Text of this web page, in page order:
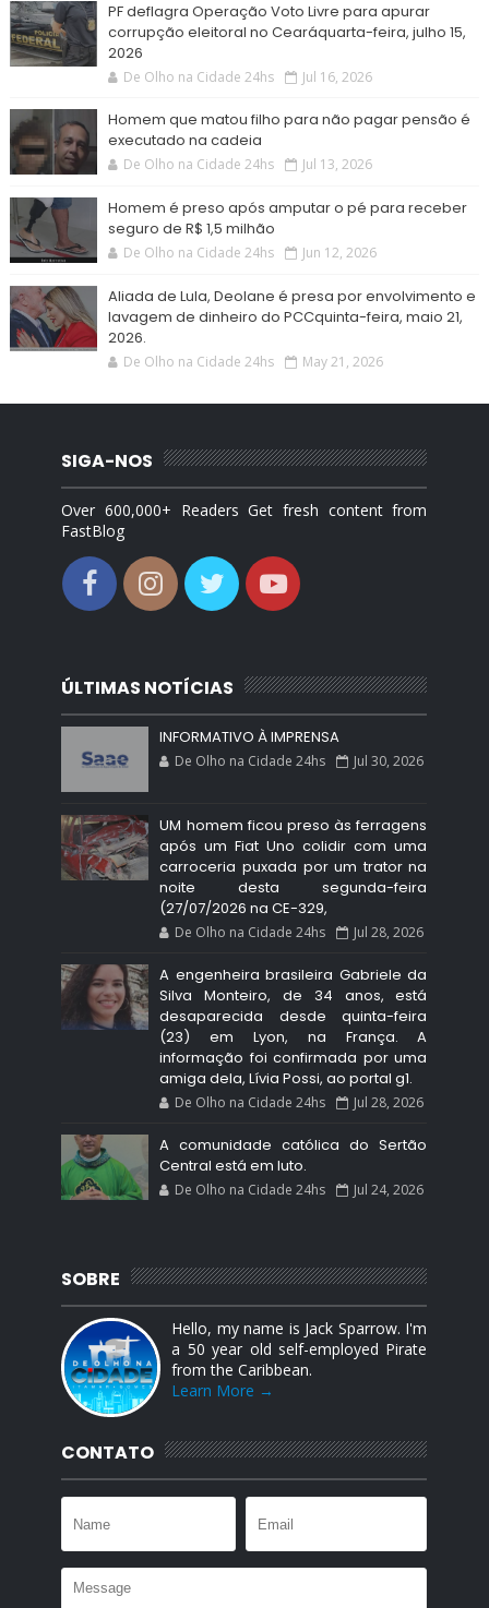
PF deflagra Operação Voto Livre para apurar
corrupção eleitoral no Cearáquarta-feira, julho 15,
2026
De Olho na Cidade 24hs Jul 16, 2026
Homem que matou filho para não pagar pensão é
executado na cadeia
De Olho na Cidade 24hs Jul 13, 2026
Homem é preso após amputar o pé para receber
seguro de R$ 1,5 milhão
De Olho na Cidade 24hs Jun 12, 2026
Aliada de Lula, Deolane é presa por envolvimento e
lavagem de dinheiro do PCCquinta-feira, maio 21,
2026.
De Olho na Cidade 24hs May 21, 2026
SIGA-NOS
Over 600,000+ Readers Get fresh content from
FastBlog
ÚLTIMAS NOTÍCIAS
INFORMATIVO À IMPRENSA
De Olho na Cidade 24hs Jul 30, 2026
UM homem ficou preso às ferragens
após um Fiat Uno colidir com uma
carroceria puxada por um trator na
noite desta segunda-feira
(27/07/2026 na CE-329,
De Olho na Cidade 24hs Jul 28, 2026
A engenheira brasileira Gabriele da
Silva Monteiro, de 34 anos, está
desaparecida desde quinta-feira
(23) em Lyon, na França. A
informação foi confirmada por uma
amiga dela, Lívia Possi, ao portal g1.
De Olho na Cidade 24hs Jul 28, 2026
A comunidade católica do Sertão
Central está em luto.
De Olho na Cidade 24hs Jul 24, 2026
SOBRE
Hello, my name is Jack Sparrow. I'm
a 50 year old self-employed Pirate
from the Caribbean.
Learn More →
CONTATO